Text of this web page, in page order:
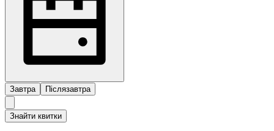
Завтра Післязавтра
Знайти квитки